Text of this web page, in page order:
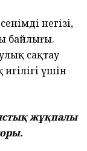
негізі,
байлығы.
сақтау
үшін
жұқпалы